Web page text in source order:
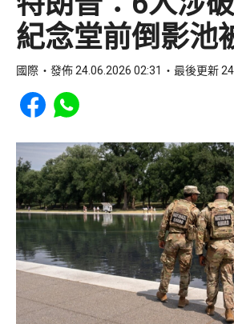
紀念堂前倒影池
國際 發佈 24.06.2026 02:31 最後更新
Share to Facebook
Share to WhatsApp